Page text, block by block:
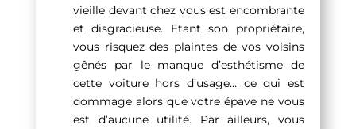
vieille devant chez vous est encombrante
et disgracieuse. Etant son propriétaire,
vous risquez des plaintes de vos voisins
gênés par le manque d’esthétisme de
cette voiture hors d’usage… ce qui est
dommage alors que votre épave ne vous
est d’aucune utilité. Par ailleurs, vous